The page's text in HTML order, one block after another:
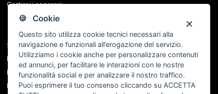
🍪 Cookie
Questo sito utilizza cookie tecnici necessari alla
navigazione e funzionali all’erogazione del servizio.
Utilizziamo i cookie anche per personalizzare contenuti
ed annunci, per facilitare le interazioni con le nostre
funzionalità social e per analizzare il nostro traffico.
Puoi esprimere il tuo consenso cliccando su ACCETTA
Gestisci i consensi
Seguici sui social
Facebook
Instagram
Linkedin